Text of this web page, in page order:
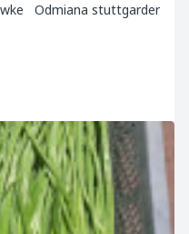
Odmiana stuttgarder